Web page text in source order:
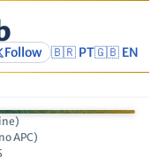
Follow 🇧🇷 PT🇬🇧 EN
APC)